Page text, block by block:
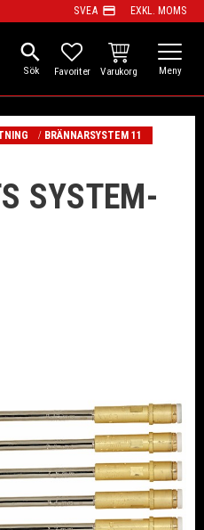
SVEA payment EXKL. MOMS
search
FAVORITER
KUNDVAGN
BRÄNNARSYSTEM 11
SYSTEM-